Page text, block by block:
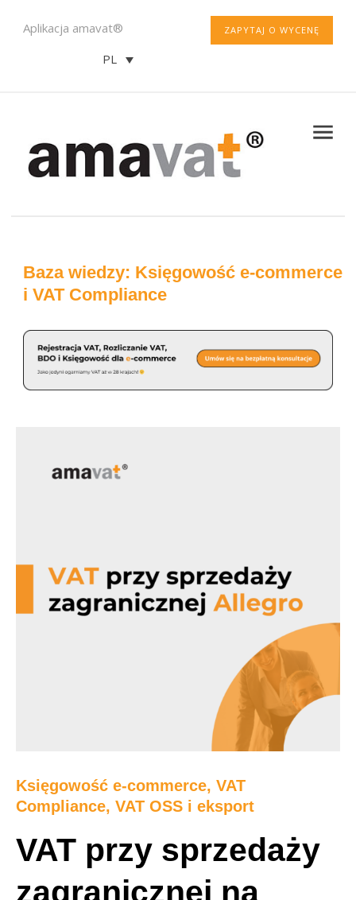
ZAPYTAJ O WYCENĘ
Aplikacja amavat®
PL
Baza wiedzy: Księgowość e-commerce
i VAT Compliance
Księgowość e-commerce, VAT
Compliance, VAT OSS i eksport
VAT przy sprzedaży
zagranicznej na